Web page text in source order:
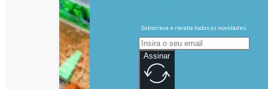
Subscreva e receba todas as novidades.
Assinar